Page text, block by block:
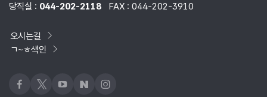
당직실 : 044-202-2118 FAX : 044-202-3910
오시는길
ㄱ~ㅎ색인
페이스북
x 유튜브네이버블로그
인스타그램